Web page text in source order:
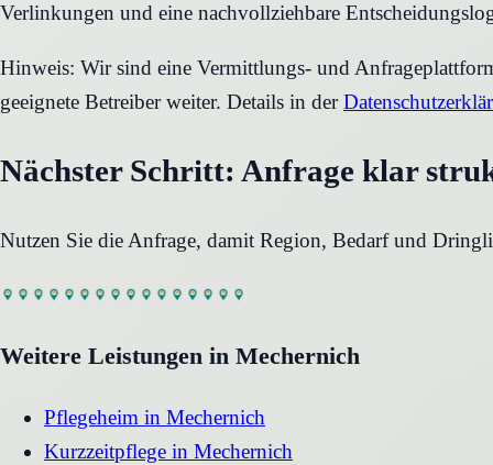
Verlinkungen und eine nachvollziehbare
Hinweis: Wir sind eine Vermittlungs- und
geeignete Betreiber weiter. Details in der
Nächster Schritt: Anfrage klar
Nutzen Sie die Anfrage, damit Region, Bedarf und
Weitere Leistungen in Mechernich
Pflegeheim in Mechernich
Kurzzeitpflege in Mechernich